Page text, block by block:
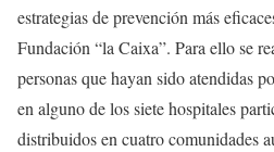
estrategias de prevención más
Fundación “la Caixa”. Para ello se
personas que hayan sido atendidas
en alguno de los siete hospitales
distribuidos en cuatro comunidades